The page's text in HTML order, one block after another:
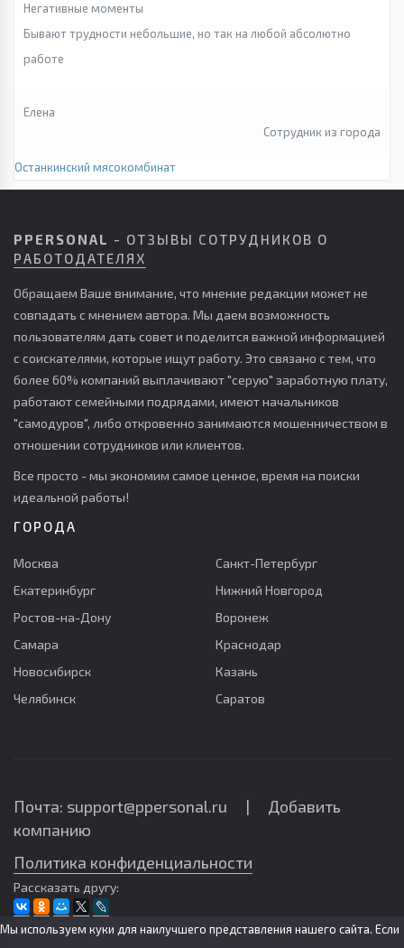
Негативные моменты
Бывают трудности небольшие, но так на любой абсолютно
работе
Елена
Сотрудник из города
Останкинский мясокомбинат
PPERSONAL - ОТЗЫВЫ СОТРУДНИКОВ О
РАБОТОДАТЕЛЯХ
Обращаем Ваше внимание, что мнение редакции может не
совпадать с мнением автора. Мы даем возможность
пользователям дать совет и поделится важной информацией
с соискателями, которые ищут работу. Это связано с тем, что
более 60% компаний выплачивают "серую" заработную плату,
работают семейными подрядами, имеют начальников
"самодуров", либо откровенно занимаются мошенничеством в
отношении сотрудников или клиентов.
Все просто - мы экономим самое ценное, время на поиски
идеальной работы!
ГОРОДА
Москва
Санкт-Петербург
Екатеринбург
Нижний Новгород
Ростов-на-Дону
Воронеж
Самара
Краснодар
Новосибирск
Казань
Челябинск
Саратов
Почта: support@ppersonal.ru | Добавить
компанию
Политика конфиденциальности
Рассказать другу:
Мы используем куки для наилучшего представления нашего сайта. Если